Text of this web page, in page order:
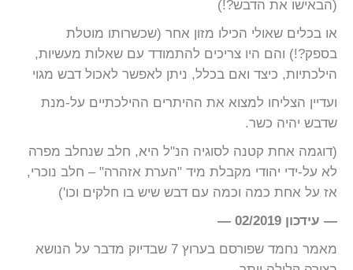
(הבאישו את הדבש?!)
או בכלים שאולי הכילו מזון אחר (שכשרותו מוטלת
בספק?!) והם היו צריכים להתמודד עם שאלות מעשיות,
הילכתיות, כיצד ואם בכלל, ניתן לאפשר לאכול דבש מגוי
ועדיין הצליחו למצוא את ההיתרים ההילכתיים על-מנת
שדבש יהיה כשר.
(דוגמה אחת קטנה לסוגיה הנ"ל היא, חלב שנחלב מפרה
לא על-ידי יהודי מקבלת מיד "הערת אזהרה" – חלב נוכרי,
אז על אחת כמה וכמה עם דבש שיש בו חלקים וכו')
— עידכון 02/2019 —
מאמר נחמד שפורסם בערוץ 7 שבדיוק מדבר על הנושא